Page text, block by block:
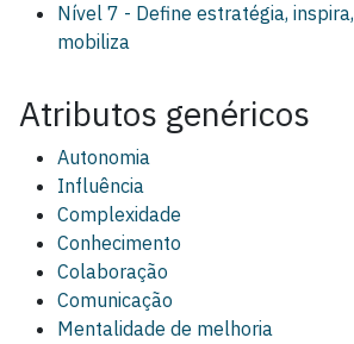
Nível 7 - Define estratégia, inspira,
mobiliza
Atributos genéricos
Autonomia
Influência
Complexidade
Conhecimento
Colaboração
Comunicação
Mentalidade de melhoria